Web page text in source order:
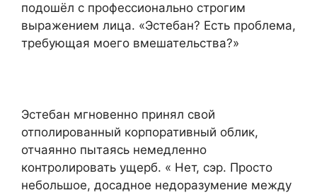
подошёл с профессионально строгим
выражением лица. «Эстебан? Есть проблема,
требующая моего вмешательства?»
Эстебан мгновенно принял свой
отполированный корпоративный облик,
отчаянно пытаясь немедленно
контролировать ущерб. « Нет, сэр. Просто
небольшое, досадное недоразумение между